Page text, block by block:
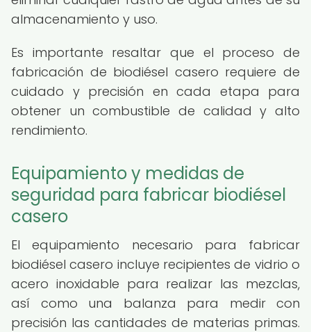
almacenamiento y uso.
Es importante resaltar que el proceso de
fabricación de biodiésel casero requiere de
cuidado y precisión en cada etapa para
obtener un combustible de calidad y alto
rendimiento.
Equipamiento y medidas de
seguridad para fabricar biodiésel
casero
El equipamiento necesario para fabricar
biodiésel casero incluye recipientes de vidrio o
acero inoxidable para realizar las mezclas,
así como una balanza para medir con
precisión las cantidades de materias primas.